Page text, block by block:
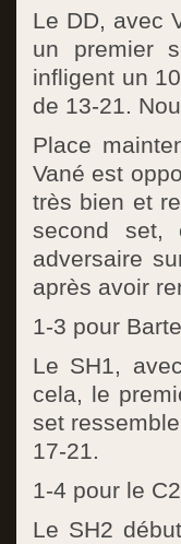
Le DD, avec
un premier
infligent un
de 13-21.
Place
Vané est
très bien et
second set,
adversaire
après avoir
1-3 pour
Le SH1,
cela, le
set
17-21.
1-4 pour le
Le SH2